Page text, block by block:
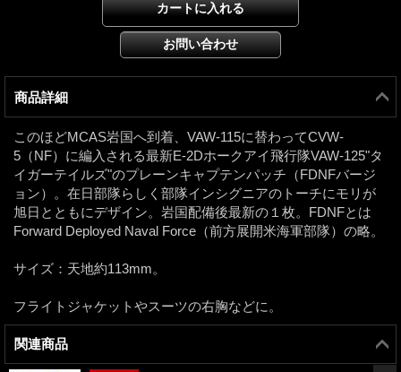
商品詳細
このほどMCAS岩国へ到着、VAW-115に替わってCVW-
5（NF）に編入される最新E-2Dホークアイ飛行隊VAW-125"タ
イガーテイルズ"のプレーンキャプテンパッチ（FDNFバージ
ョン）。在日部隊らしく部隊インシグニアのトーチにモリが
旭日とともにデザイン。岩国配備後最新の１枚。FDNFとは
Forward Deployed Naval Force（前方展開米海軍部隊）の略。
サイズ：天地約113mm。
フライトジャケットやスーツの右胸などに。
関連商品